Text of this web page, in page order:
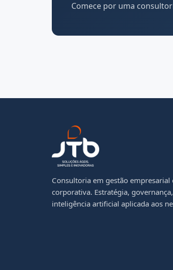
Comece por uma
Consultoria em gestão empresarial
corporativa. Estratégia,
inteligência artificial aplicada aos